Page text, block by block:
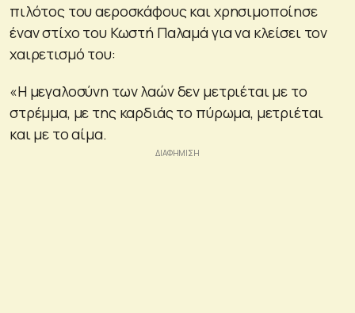
πιλότος του αεροσκάφους και χρησιμοποίησε
έναν στίχο του Κωστή Παλαμά για να κλείσει τον
χαιρετισμό του:
«Η μεγαλοσύνη των λαών δεν μετριέται με το
στρέμμα, με της καρδιάς το πύρωμα, μετριέται
και με το αίμα.